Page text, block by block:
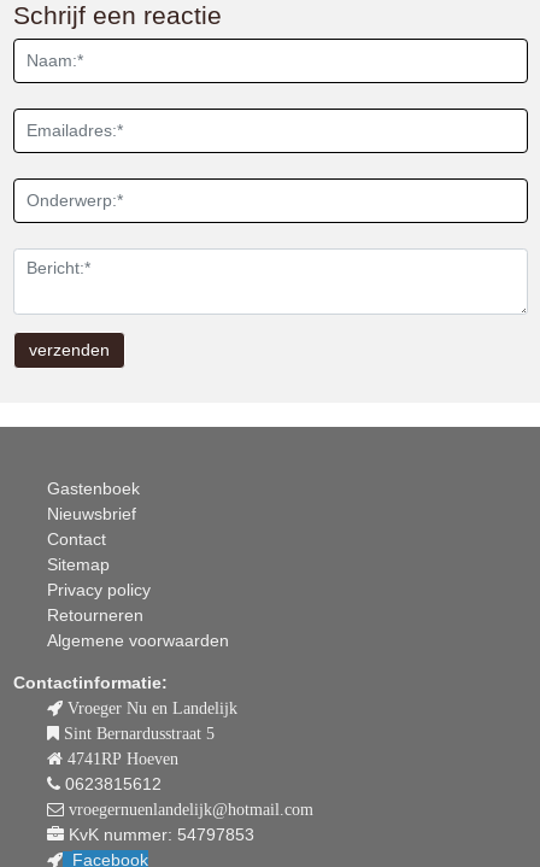
Schrijf een reactie
Gastenboek
Nieuwsbrief
Contact
Sitemap
Privacy policy
Retourneren
Algemene voorwaarden
Contactinformatie:
Vroeger Nu en Landelijk
Sint Bernardusstraat 5
4741RP Hoeven
0623815612
vroegernuenlandelijk@hotmail.com
KvK nummer: 54797853
Facebook